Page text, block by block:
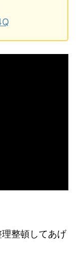
整頓してあげ